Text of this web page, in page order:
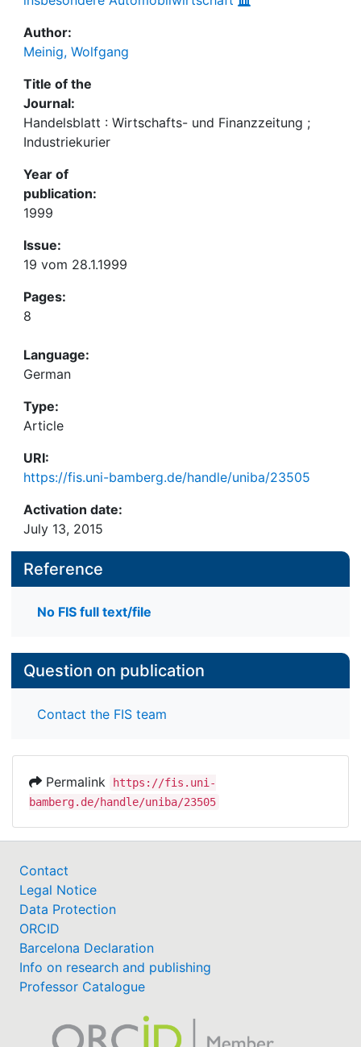
Author:
Meinig, Wolfgang
Title of the
Journal:
Handelsblatt : Wirtschafts- und Finanzzeitung ;
Industriekurier
Year of
publication:
1999
Issue:
19 vom 28.1.1999
Pages:
8
Language:
German
Type:
Article
URI:
https://fis.uni-bamberg.de/handle/uniba/23505
Activation date:
July 13, 2015
Reference
No FIS full text/file
Question on publication
Contact the FIS team
Permalink
https://fis.uni-
bamberg.de/handle/uniba/23505
Contact
Legal Notice
Data Protection
ORCID
Barcelona Declaration
Info on research and publishing
Professor Catalogue